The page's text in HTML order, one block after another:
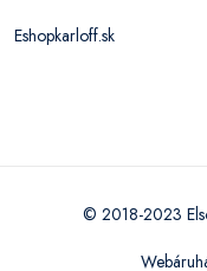
Eshopkarloff.sk
© 2018-2023